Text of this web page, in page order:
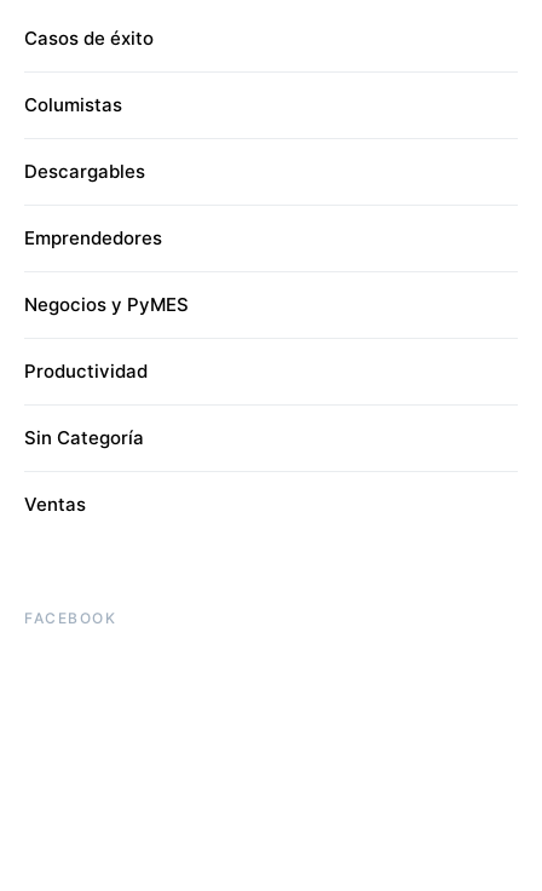
Casos de éxito
Columistas
Descargables
Emprendedores
Negocios y PyMES
Productividad
Sin Categoría
Ventas
FACEBOOK